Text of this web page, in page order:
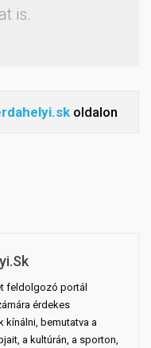
is.
oldalon
feldolgozó portál
érdekes
kínálni, bemutatva a
a kultúrán, a sporton,